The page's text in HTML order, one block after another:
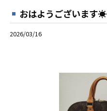
おはようございます☀
2026/03/16